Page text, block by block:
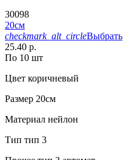
30098
20см
checkmark_alt_circleВыбрать
25.40 р.
По 10 шт
Цвет коричневый
Размер 20см
Материал нейлон
Тип тип 3